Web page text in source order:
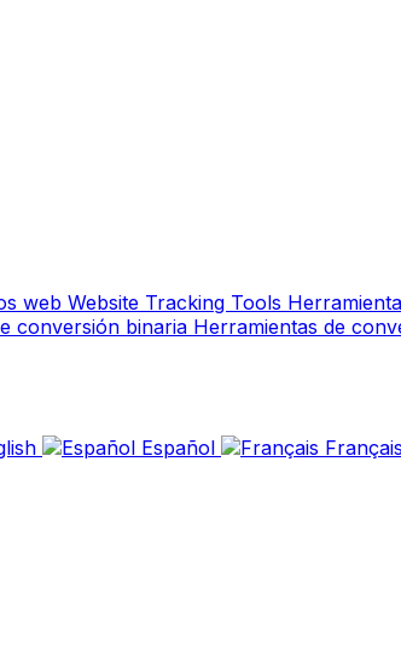
web Website Tracking Tools
conversión binaria Herramientas de
Español Français